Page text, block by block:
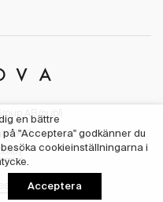
AB (publ)
Studio
en bättre
"Acceptera" godkänner du
cookieinställningarna i
Acceptera